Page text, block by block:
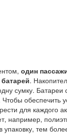
один
.
сумку. Батареи
обеспечить
для каждого
например,
тем